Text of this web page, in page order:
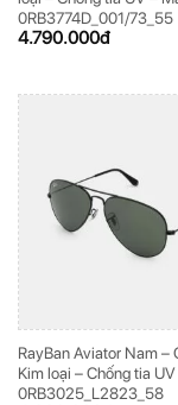
0RB3774D_001/73_55
4.790.000đ
RayBan Aviator Nam –
Kim loại – Chống tia
0RB3025_L2823_58